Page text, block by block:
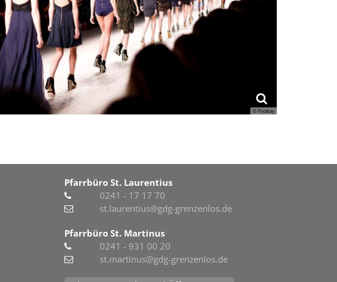
© Pixabay
Pfarrbüro St. Laurentius
0241 - 17 17 70
st.laurentius@gdg-grenzenlos.de
Pfarrbüro St. Martinus
0241 - 931 00 20
st.martinus@gdg-grenzenlos.de